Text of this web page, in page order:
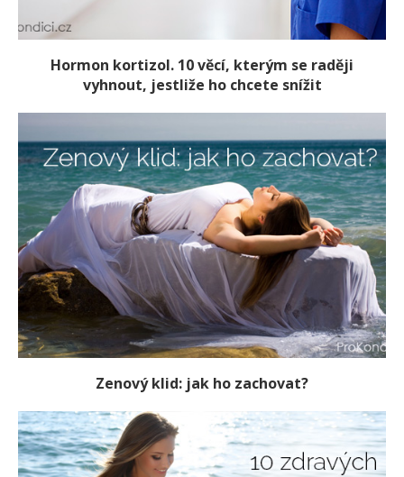
Hormon kortizol. 10 věcí, kterým se raději
vyhnout, jestliže ho chcete snížit
Zenový klid: jak ho zachovat?